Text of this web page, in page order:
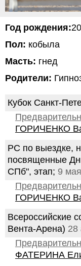
Год рождения:
Пол: кобыла
Масть: гнед
Родители:
Кубок Санкт-
ГОРИЧЕНКО
РС по выездке,
посвященные
СПб", этап; 9 мая
ГОРИЧЕНКО
Всероссийские
Вента-Арена) 28
ФАТЕРИНА